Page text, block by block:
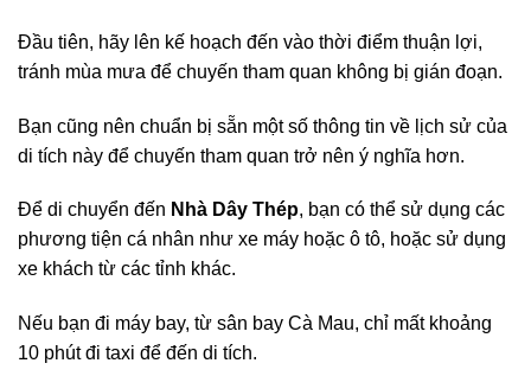
Đầu tiên, hãy lên kế hoạch đến vào thời điểm thuận lợi,
tránh mùa mưa để chuyến tham quan không bị gián đoạn.
Bạn cũng nên chuẩn bị sẵn một số thông tin về lịch sử của
di tích này để chuyến tham quan trở nên ý nghĩa hơn.
Để di chuyển đến Nhà Dây Thép, bạn có thể sử dụng các
phương tiện cá nhân như xe máy hoặc ô tô, hoặc sử dụng
xe khách từ các tỉnh khác.
Nếu bạn đi máy bay, từ sân bay Cà Mau, chỉ mất khoảng
10 phút đi taxi để đến di tích.